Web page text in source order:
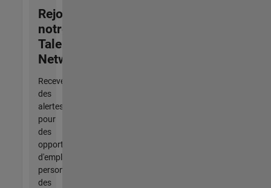
Rejoignez
notre
Talent
Network
Recevez
des
alertes
pour
des
opportunités
d'emploi
personnalisées,
des